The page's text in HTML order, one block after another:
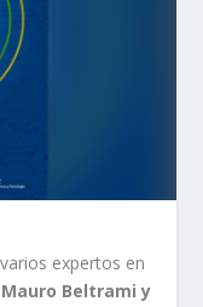
expertos en
Mauro Beltrami y